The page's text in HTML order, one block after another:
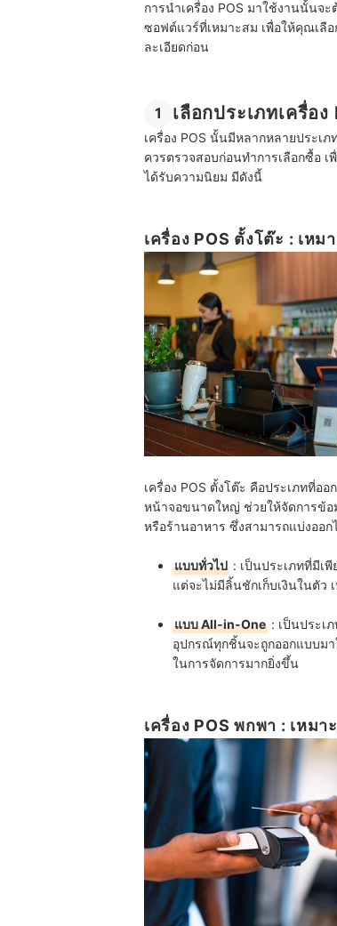
การนำเครื่อง POS มาใช้งานนั้นจ
ซอฟต์แวร์ที่เหมาะสม เพื่อให้คุณเลื
ละเอียดก่อน
1 เลือกประเภทเครื่อ
เครื่อง POS นั้นมีหลากหลายประเ
ควรตรวจสอบก่อนทำการเลือกซื้อ
ได้รับความนิยม มีดังนี้
เครื่อง POS ตั้งโต๊ะ : เห
เครื่อง POS ตั้งโต๊ะ คือประเภทที่
หน้าจอขนาดใหญ่ ช่วยให้จัดการข้อ
หรือร้านอาหาร ซึ่งสามารถแบ่งออก
แบบทั่วไป : เป็นประเภทที่มีเ
แต่จะไม่มีลิ้นชักเก็บเงินในตัว
แบบ All-in-One : เป็นประเ
อุปกรณ์ทุกชิ้นจะถูกออกแบบมา
ในการจัดการมากยิ่งขึ้น
เครื่อง POS พกพา : เหม